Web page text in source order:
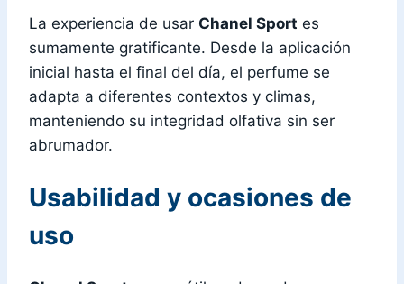
La experiencia de usar Chanel Sport es
sumamente gratificante. Desde la aplicación
inicial hasta el final del día, el perfume se
adapta a diferentes contextos y climas,
manteniendo su integridad olfativa sin ser
abrumador.
Usabilidad y ocasiones de
uso